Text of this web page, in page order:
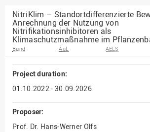
NitriKlim – Standortdifferenzierte
Anrechnung der Nutzung von
Nitrifikationsinhibitoren als
Klimaschutzmaßnahme im
Bund AuL AELS
Project duration:
01.10.2022 - 30.09.2026
Proposer:
Prof. Dr. Hans-Werner Olfs